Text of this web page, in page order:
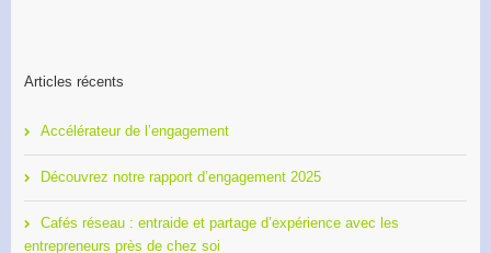
Articles récents
Accélérateur de l’engagement
Découvrez notre rapport d’engagement 2025
Cafés réseau : entraide et partage d’expérience avec les
entrepreneurs près de chez soi